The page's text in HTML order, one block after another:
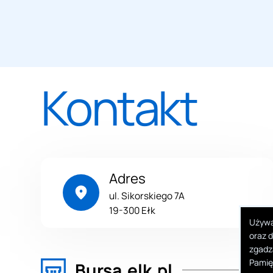
oraz
Kontakt
Adres
ul. Sikorskiego 7A
19-300 Ełk